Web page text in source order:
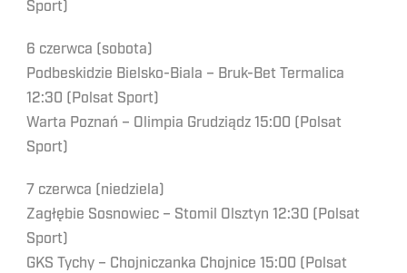
Sport)
6 czerwca (sobota)
Podbeskidzie Bielsko-Biala – Bruk-Bet Termalica
12:30 (Polsat Sport)
Warta Poznań – Olimpia Grudziądz 15:00 (Polsat
Sport)
7 czerwca (niedziela)
Zagłębie Sosnowiec – Stomil Olsztyn 12:30 (Polsat
Sport)
GKS Tychy – Chojniczanka Chojnice 15:00 (Polsat